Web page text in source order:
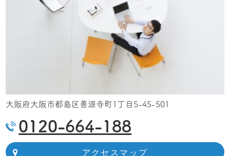
大阪府大阪市都島区善源寺町1丁目5-45-501
0120-664-188
アクセスマップ